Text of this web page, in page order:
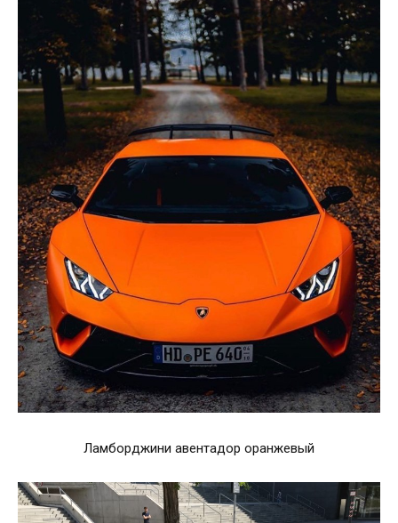
Ламборджини авентадор оранжевый